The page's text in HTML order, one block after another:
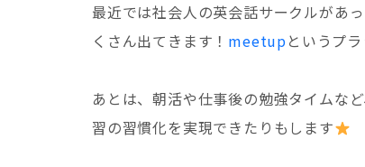
最近では社会人の英会話サークルがあ
くさん出てきます！ meetupというプ
あとは、朝活や仕事後の勉強タイムな
習の習慣化を実現できたりもします